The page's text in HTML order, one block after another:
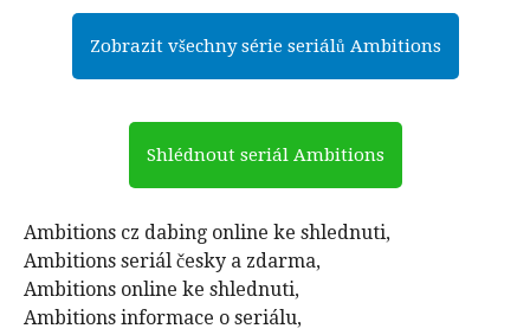
Zobrazit všechny série seriálů Ambitions
Shlédnout seriál Ambitions
Ambitions cz dabing online ke shlednuti,
Ambitions seriál česky a zdarma,
Ambitions online ke shlednuti,
Ambitions informace o seriálu,